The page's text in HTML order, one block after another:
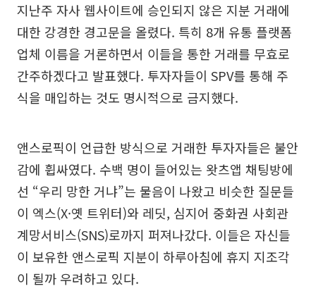
지난주 자사 웹사이트에 승인되지 않은 지분 거래에
대한 강경한 경고문을 올렸다. 특히 8개 유통 플랫폼
업체 이름을 거론하면서 이들을 통한 거래를 무효로
간주하겠다고 발표했다. 투자자들이 SPV를 통해 주
식을 매입하는 것도 명시적으로 금지했다.
앤스로픽이 언급한 방식으로 거래한 투자자들은 불안
감에 휩싸였다. 수백 명이 들어있는 왓츠앱 채팅방에
선 “우리 망한 거냐”는 물음이 나왔고 비슷한 질문들
이 엑스(X·옛 트위터)와 레딧, 심지어 중화권 사회관
계망서비스(SNS)로까지 퍼져나갔다. 이들은 자신들
이 보유한 앤스로픽 지분이 하루아침에 휴지 지조각
이 될까 우려하고 있다.